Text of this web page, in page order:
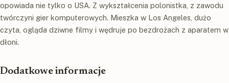
opowiada nie tylko o USA. Z wykształcenia polonistka, z zawodu
twórczyni gier komputerowych. Mieszka w Los Angeles, dużo
czyta, ogląda dziwne filmy i wędruje po bezdrożach z aparatem w
dłoni.
Dodatkowe informacje